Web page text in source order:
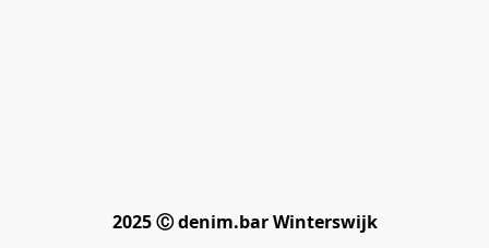
2025 Ⓒ denim.bar Winterswijk